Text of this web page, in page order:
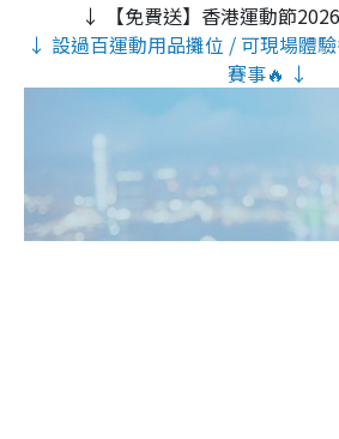
↓ 【免費送】香港運動節
↓ 設過百運動用品攤位 / 可現場體
賽事🔥 ↓